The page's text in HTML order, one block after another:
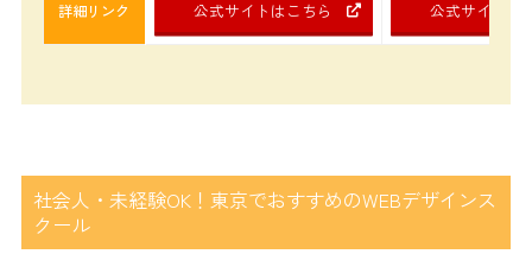
詳細リンク 公式サイトはこちら 公式サイトは
社会人・未経験OK！東京でおすすめのWEBデザインス
クール